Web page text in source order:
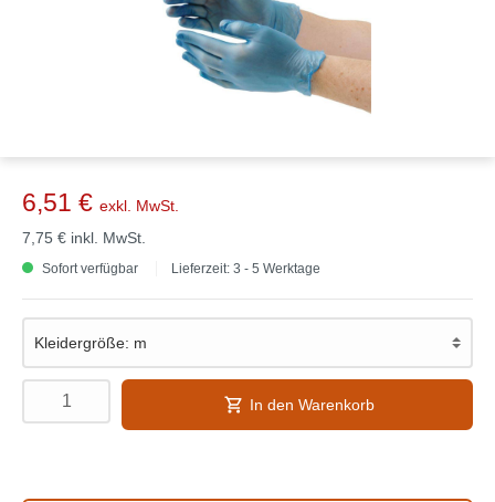
6,51 € exkl. MwSt.
7,75 € inkl. MwSt.
Sofort verfügbar Lieferzeit: 3 - 5 Werktage
In den Warenkorb